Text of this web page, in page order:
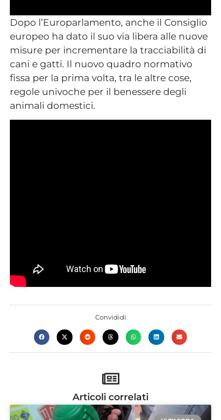
Dopo l’Europarlamento, anche il Consiglio
europeo ha dato il suo via libera alle nuove
misure per incrementare la tracciabilità di
cani e gatti. Il nuovo quadro normativo
fissa per la prima volta, tra le altre cose,
regole univoche per il benessere degli
animali domestici.
Convididi
Articoli correlati